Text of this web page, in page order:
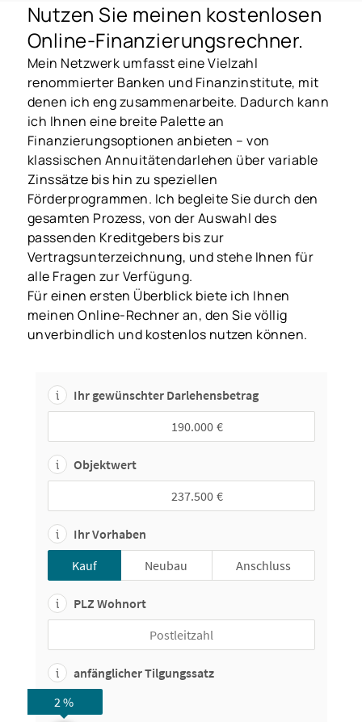
Nutzen Sie meinen kostenlosen
Online-Finanzierungsrechner.
Mein Netzwerk umfasst eine Vielzahl
renommierter Banken und Finanzinstitute, mit
denen ich eng zusammenarbeite. Dadurch kann
ich Ihnen eine breite Palette an
Finanzierungsoptionen anbieten – von
klassischen Annuitätendarlehen über variable
Zinssätze bis hin zu speziellen
Förderprogrammen. Ich begleite Sie durch den
gesamten Prozess, von der Auswahl des
passenden Kreditgebers bis zur
Vertragsunterzeichnung, und stehe Ihnen für
alle Fragen zur Verfügung.
Für einen ersten Überblick biete ich Ihnen
meinen Online-Rechner an, den Sie völlig
unverbindlich und kostenlos nutzen können.